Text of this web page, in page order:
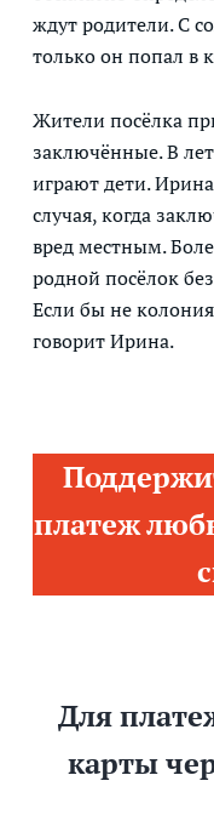
ждут родители. С
только он попал в
Жители посёлка
заключённые. В
играют дети.
случая, когда
вред местным.
родной посёлок
Если бы не
говорит Ирина.
платеж
Для
карты